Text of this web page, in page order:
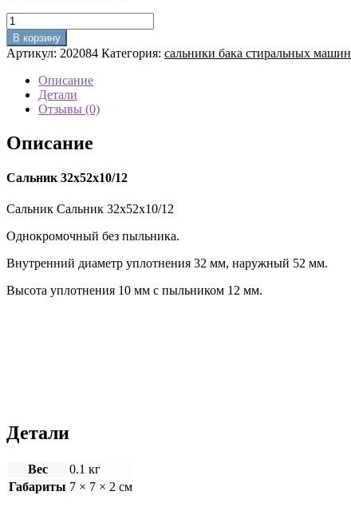
Количество
товара
Сальник
32х52х10/12
В корзину
Артикул: 202084 Категория: сальники бака стиральных машин
Описание
Детали
Отзывы (0)
Описание
Сальник 32х52х10/12
Сальник Сальник 32х52х10/12
Однокромочный без пыльника.
Внутренний диаметр уплотнения 32 мм, наружный 52 мм.
Высота уплотнения 10 мм с пыльником 12 мм.
Детали
Вес
0.1 кг
Габариты 7 × 7 × 2 см